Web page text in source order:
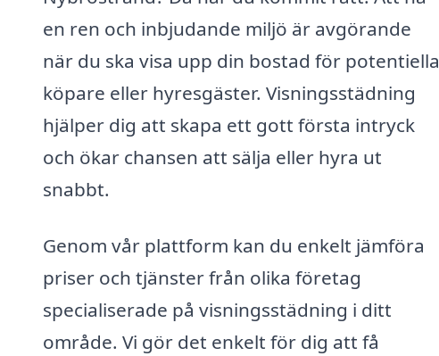
en ren och inbjudande miljö är avgörande
när du ska visa upp din bostad för potentiella
köpare eller hyresgäster. Visningsstädning
hjälper dig att skapa ett gott första intryck
och ökar chansen att sälja eller hyra ut
snabbt.
Genom vår plattform kan du enkelt jämföra
priser och tjänster från olika företag
specialiserade på visningsstädning i ditt
område. Vi gör det enkelt för dig att få